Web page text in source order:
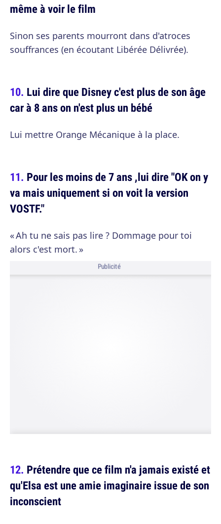
même à voir le film
Sinon ses parents mourront dans d'atroces
souffrances (en écoutant Libérée Délivrée).
Lui dire que Disney c'est plus de son âge
car à 8 ans on n'est plus un bébé
Lui mettre Orange Mécanique à la place.
Pour les moins de 7 ans ,lui dire "OK on y
va mais uniquement si on voit la version
VOSTF."
« Ah tu ne sais pas lire ? Dommage pour toi
alors c'est mort. »
Publicité
Prétendre que ce film n'a jamais existé et
qu'Elsa est une amie imaginaire issue de son
inconscient